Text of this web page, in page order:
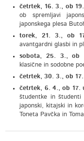
četrtek, 16. 3., ob
ob spremljavi
japonskega plesa
torek, 21. 3., ob
avantgardni glasbi in
sobota, 25. 3., ob
klasične in sodobne
četrtek, 30. 3., ob
četrtek, 6. 4., ob 17.
študentke in študenti
japonski, kitajski in
Toneta Pavčka in